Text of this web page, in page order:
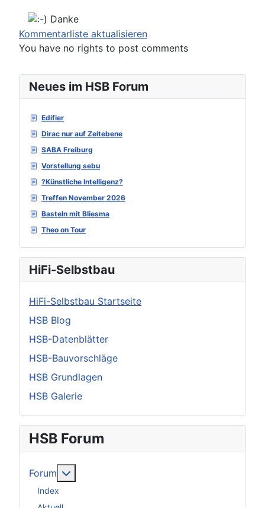
Neues im HSB Forum
Edifier
Dirac nur auf Zeitebene
SABA Freiburg
Vorstellung sebu
?Künstliche Intelligenz?
Treffen November 2026
Basteln mit Bliesma
Theo on Tour
HiFi-Selbstbau
HiFi-Selbstbau Startseite
HSB Blog
HSB-Datenblätter
HSB-Bauvorschläge
HSB Grundlagen
HSB Galerie
HSB Forum
Forum
Index
Danke
Kommentarliste aktualisieren
You have no rights to post comments